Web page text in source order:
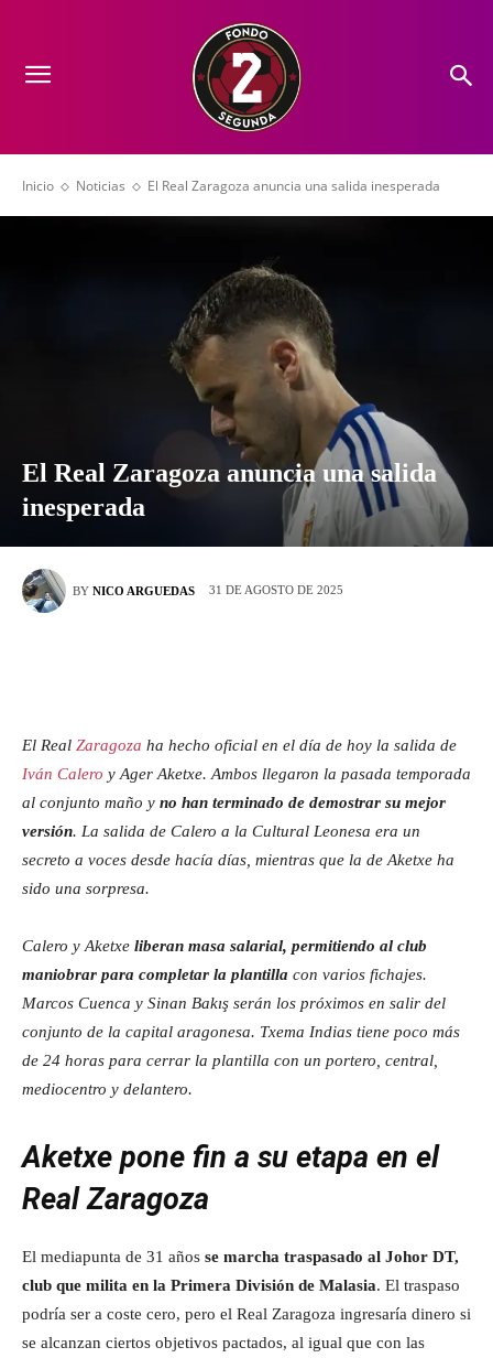
Inicio Noticias El Real Zaragoza anuncia una salida inesperada
El Real Zaragoza anuncia una salida
inesperada
BY NICO ARGUEDAS 31 DE AGOSTO DE 2025
El Real Zaragoza ha hecho oficial en el día de hoy la salida de
Iván Calero y Ager Aketxe. Ambos llegaron la pasada temporada
al conjunto maño y no han terminado de demostrar su mejor
versión. La salida de Calero a la Cultural Leonesa era un
secreto a voces desde hacía días, mientras que la de Aketxe ha
sido una sorpresa.
Calero y Aketxe liberan masa salarial, permitiendo al club
maniobrar para completar la plantilla con varios fichajes.
Marcos Cuenca y Sinan Bakış serán los próximos en salir del
conjunto de la capital aragonesa. Txema Indias tiene poco más
de 24 horas para cerrar la plantilla con un portero, central,
mediocentro y delantero.
Aketxe pone fin a su etapa en el
Real Zaragoza
El mediapunta de 31 años se marcha traspasado al Johor DT,
club que milita en la Primera División de Malasia. El traspaso
podría ser a coste cero, pero el Real Zaragoza ingresaría dinero si
se alcanzan ciertos objetivos pactados, al igual que con las